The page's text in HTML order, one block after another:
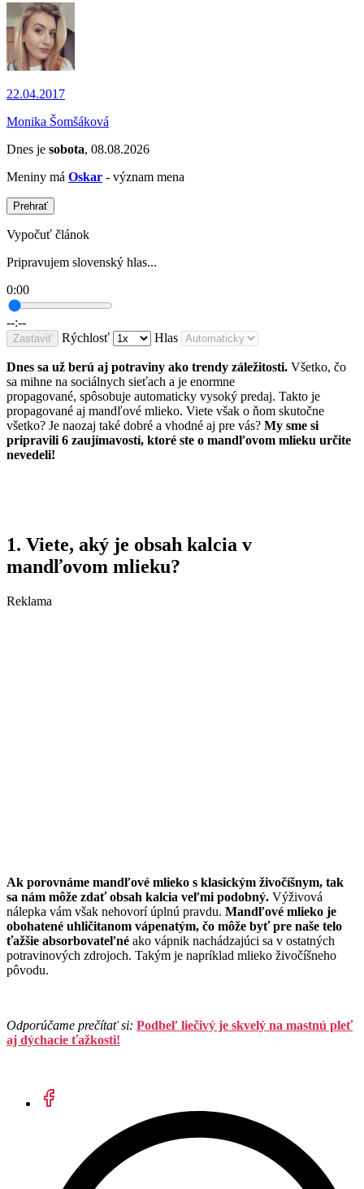
22.04.2017
Monika Šomšáková
Dnes je sobota, 08.08.2026
Meniny má Oskar - význam mena
Prehrať
Vypočuť článok
Pripravujem slovenský hlas...
0:00
--:--
Zastaviť Rýchlosť Hlas
Dnes sa už berú aj potraviny ako trendy záležitosti. Všetko, čo
sa mihne na sociálnych sieťach a je enormne
propagované, spôsobuje automaticky vysoký predaj. Takto je
propagované aj mandľové mlieko. Viete však o ňom skutočne
všetko? Je naozaj také dobré a vhodné aj pre vás? My sme si
pripravili 6 zaujímavostí, ktoré ste o mandľovom mlieku určite
nevedeli!
1. Viete, aký je obsah kalcia v
mandľovom mlieku?
Reklama
Ak porovnáme mandľové mlieko s klasickým živočíšnym, tak
sa nám môže zdať obsah kalcia veľmi podobný. Výživová
nálepka vám však nehovorí úplnú pravdu. Mandľové mlieko je
obohatené uhličitanom vápenatým, čo môže byť pre naše telo
ťažšie absorbovateľné ako vápnik nachádzajúci sa v ostatných
potravinových zdrojoch. Takým je napríklad mlieko živočíšneho
pôvodu.
Odporúčame prečítať si: Podbeľ liečivý je skvelý na mastnú pleť
aj dýchacie ťažkosti!